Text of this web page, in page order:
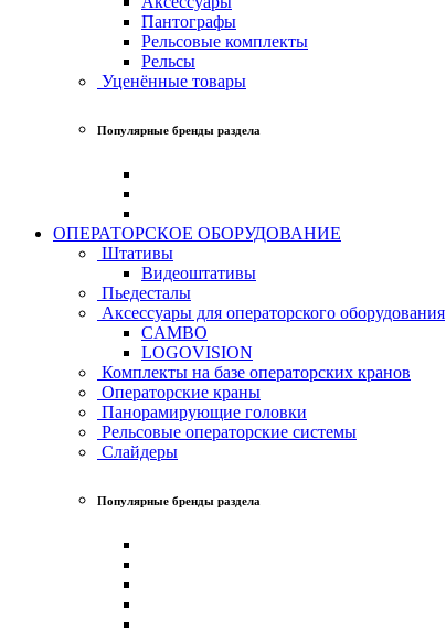
Пантографы
Рельсовые комплекты
Рельсы
Уценённые товары
Популярные бренды раздела
ОПЕРАТОРСКОЕ ОБОРУДОВАНИЕ
Штативы
Видеоштативы
Пьедесталы
Аксессуары для операторского оборудования
CAMBO
LOGOVISION
Комплекты на базе операторских кранов
Операторские краны
Панорамирующие головки
Рельсовые операторские системы
Слайдеры
Популярные бренды раздела